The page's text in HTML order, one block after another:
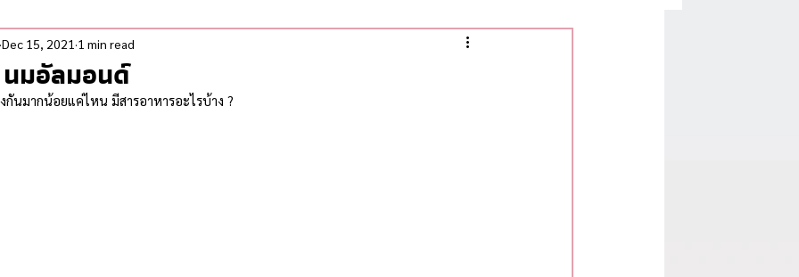
นาสาระอาหารคลีน รวมบทความฮิตห้ามพลาด
มอัลมอนด์
Dec 15, 2021 1 min read
นมากน้อยแค่ไหน มีสารอาหารอะไรบ้าง ?